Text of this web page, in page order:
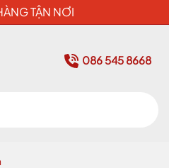
CAM KẾT HÀNG CHÍNH HÃNG
086 545 8668